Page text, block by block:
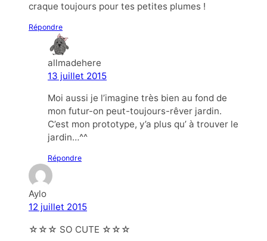
craque toujours pour tes petites plumes !
Répondre
allmadehere
13 juillet 2015
Moi aussi je l’imagine très bien au fond de
mon futur-on peut-toujours-rêver jardin.
C’est mon prototype, y’a plus qu’ à trouver le
jardin…^^
Répondre
Aylo
12 juillet 2015
☆☆☆ SO CUTE ☆☆☆